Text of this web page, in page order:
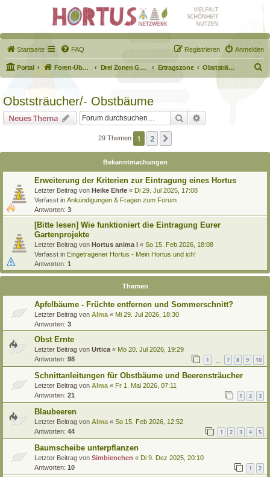
Startseite FAQ Anmelden
Registrieren
Portal Foren-Übersicht Drei Zonen Garten Ertragszone Obststräucher/- Obstbäume
u
Obststräucher/- Obstbäume
Neues Thema Suche
29 Themen 1 2
Bekanntmachungen
Erweiterung der Kriterien zur Eintragung eines Hortus
Letzter Beitrag von Heike Ehrle « Di 29. Jul 2025, 17:08
Verfasst in Ankündigungen & Fragen zum Forum
Antworten: 3
[Bitte lesen] Wie funktioniert die Eintragung Eurer
Gartenprojekte
Letzter Beitrag von Hortus anima l « So 15. Feb 2026, 18:08
Verfasst in Eingetragener Hortus - Mein Hortus und ich!
Antworten: 1
Themen
Apfelbäume - Früchte entfernen und Sommerschnitt?
Letzter Beitrag von Alma « Mi 29. Jul 2026, 18:30
Antworten: 3
Obst Ernte
Letzter Beitrag von Urtica « Mo 20. Jul 2026, 19:29
Antworten: 98 1 7 8 9 10
Schnittanleitungen für Obstbäume und Beerensträucher
Letzter Beitrag von Alma « Fr 1. Mai 2026, 07:11
Antworten: 21 1 2 3
Blaubeeren
Letzter Beitrag von Alma « So 15. Feb 2026, 12:52
Antworten: 44 1 2 3 4 5
Baumscheibe unterpflanzen
Letzter Beitrag von Simbienchen « Di 9. Dez 2025, 20:10
Antworten: 10 1 2